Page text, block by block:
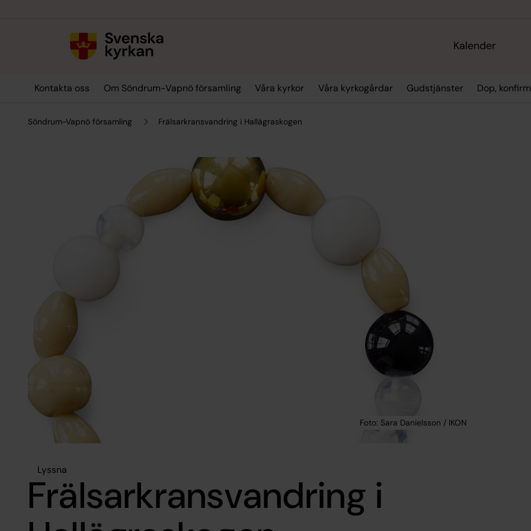
Kalender
Kontakta oss Om Söndrum-Vapnö församling Våra kyrkor Våra kyrkogårdar Gudstjänster Dop,
Söndrum-Vapnö församling Frälsarkransvandring i Hallägraskogen
Lyssna
Frälsarkransvandring i